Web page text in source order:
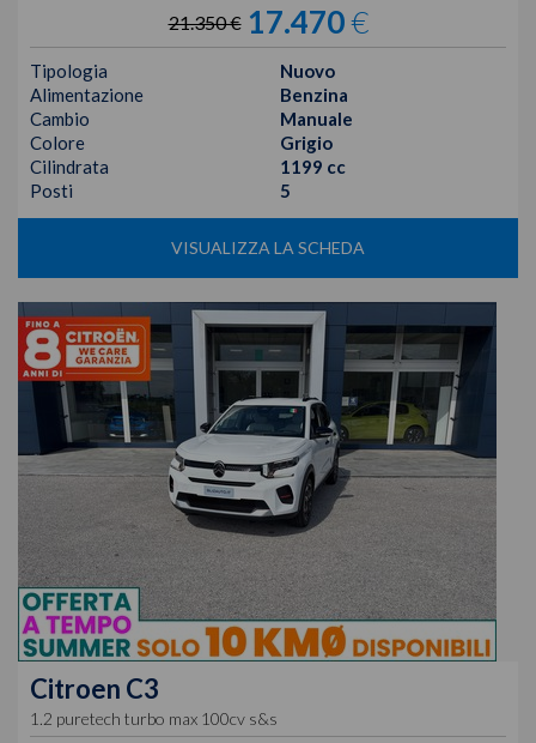
21.350 € 17.470€
Tipologia
Nuovo
Alimentazione
Benzina
Cambio
Manuale
Colore
Grigio
Cilindrata
1199 cc
Posti
5
VISUALIZZA LA SCHEDA
Citroen C3
1.2 puretech turbo max 100cv s&s